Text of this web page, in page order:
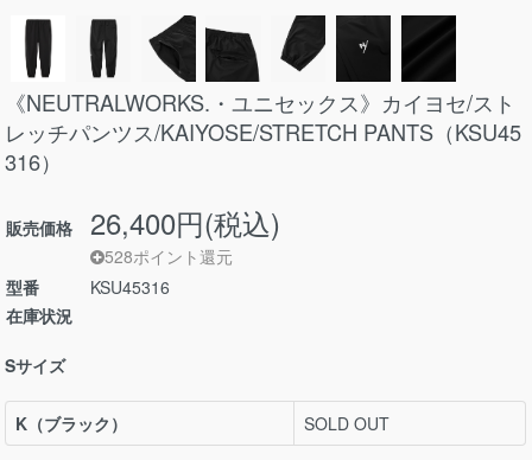
《NEUTRALWORKS.・ユニセックス》カイヨセ/スト
レッチパンツス/KAIYOSE/STRETCH PANTS（KSU45
316）
販売価格 26,400円(税込)
528ポイント還元
型番
KSU45316
在庫状況
Sサイズ
K（ブラック） SOLD OUT